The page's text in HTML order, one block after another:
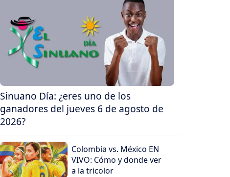
Sinuano Día: ¿eres uno de los
ganadores del jueves 6 de agosto de
2026?
Colombia vs. México EN
VIVO: Cómo y donde ver
a la tricolor